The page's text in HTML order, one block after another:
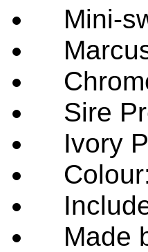
Mini-
Sire
Ivory
Colour:
Made